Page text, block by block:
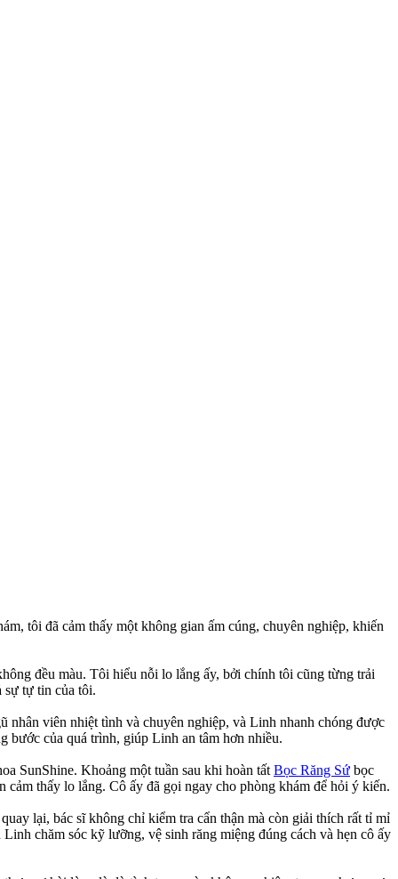
tôi đã cảm thấy một không gian ấm cúng, chuyên nghiệp, khiến
đều màu. Tôi hiểu nỗi lo lắng ấy, bởi chính tôi cũng từng trải
sự tự tin của tôi.
viên nhiệt tình và chuyên nghiệp, và Linh nhanh chóng được
bước của quá trình, giúp Linh an tâm hơn nhiều.
SunShine. Khoảng một tuần sau khi hoàn tất Bọc Răng Sứ bọc
thấy lo lắng. Cô ấy đã gọi ngay cho phòng khám để hỏi ý kiến.
lại, bác sĩ không chỉ kiểm tra cẩn thận mà còn giải thích rất tỉ mỉ
chăm sóc kỹ lưỡng, vệ sinh răng miệng đúng cách và hẹn cô ấy